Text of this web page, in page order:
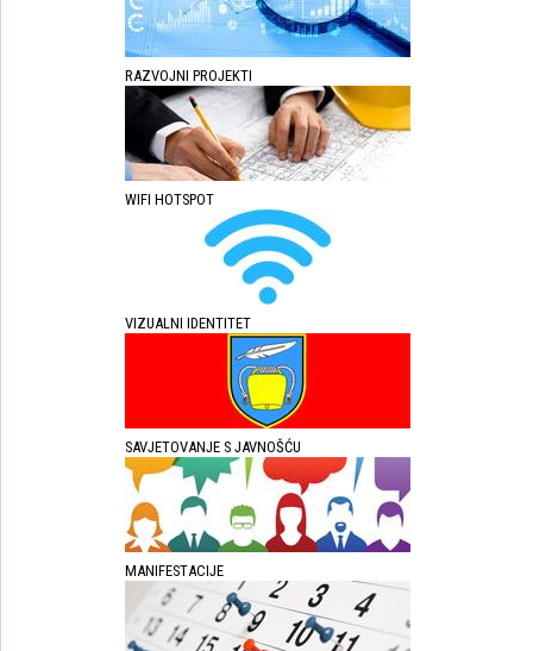
RAZVOJNI PROJEKTI
WIFI HOTSPOT
VIZUALNI IDENTITET
SAVJETOVANJE S JAVNOŠĆU
MANIFESTACIJE